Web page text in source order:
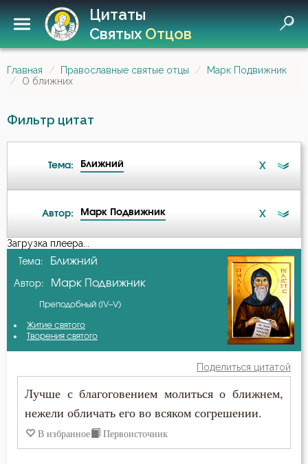
Цитаты
СвятыхОтцов
Главная Православные святые отцы
Марк Подвижник
О ближних
Фильтр цитат
Тема: Ближний X
Безмолвие
Беспечность
Бесстрастие
Благодать
Автор: Марк Подвижник X
А-я
Авва Дорофей
Авва Филимон
Амвросий Оптинский (Гренков)
Антоний Великий
Варсонофий Оптинский (Плиханков)
Загрузка плеера...
Тема: Ближний
Автор: Марк Подвижник
Преподобный (IV–V)
Житие святого
Творения святого
Поделиться цитатой
Лучше с благоговением молиться о ближнем,
нежели обличать его во всяком согрешении.
В избранное Первоисточник